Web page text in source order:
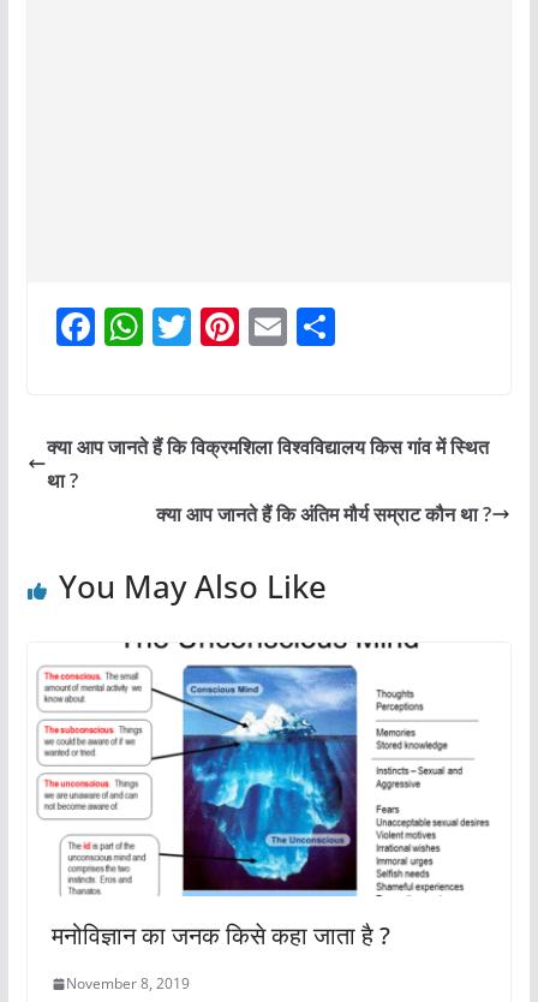
F
e
k
W
s
p
T
er
Pi
e
E
l
S
e
क्या आप जानते हैं कि विक्रमशिला विश्वविद्यालय किस गांव में स्थित
था ?
क्या आप जानते हैं कि अंतिम मौर्य सम्राट कौन था ?
You May Also Like
मनोविज्ञान का जनक किसे कहा जाता है ?
November 8, 2019